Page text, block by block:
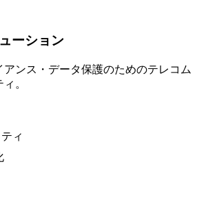
ーション
ンス・データ保護のためのテレコム
。
ィ